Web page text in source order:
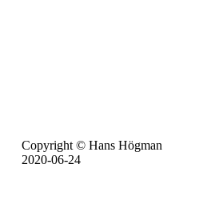
Copyright © Hans Högman
2020-06-24